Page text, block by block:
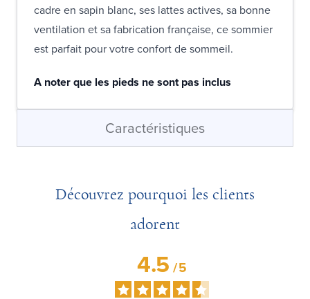
cadre en sapin blanc, ses lattes actives, sa bonne
ventilation et sa fabrication française, ce sommier
est parfait pour votre confort de sommeil.
A noter que les pieds ne sont pas inclus
Caractéristiques
Découvrez pourquoi les clients
adorent
4.5/5